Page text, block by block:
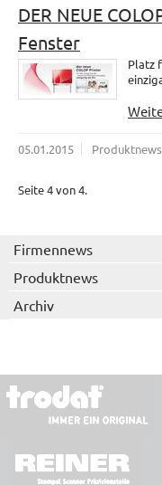
DER NEUE
Fenster
Platz
05.01.2015 Produktnews
Seite 4 von 4.
Firmennews
Produktnews
Archiv